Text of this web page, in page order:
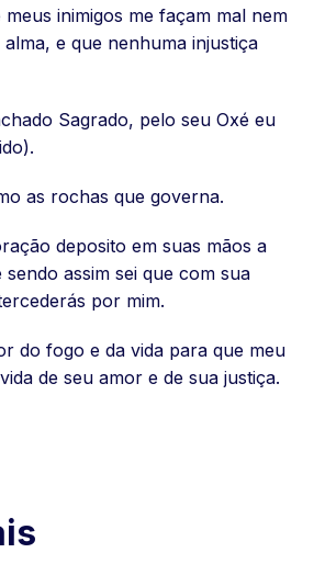
inimigos me façam mal nem
e que nenhuma injustiça
Sagrado, pelo seu Oxé eu
as rochas que governa.
deposito em suas mãos a
assim sei que com sua
por mim.
do fogo e da vida para que meu
de seu amor e de sua justiça.